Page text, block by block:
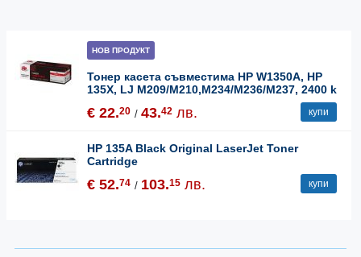
НОВ ПРОДУКТ
Тонер касета съвместима HP W1350A, HP
135X, LJ M209/M210,M234/M236/M237, 2400 k
€ 22.20 / 43.42 лв. купи
HP 135A Black Original LaserJet Toner
Cartridge
€ 52.74 / 103.15 лв. купи